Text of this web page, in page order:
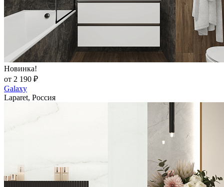
Новинка!
от 2 190 ₽
Galaxy
Laparet, Россия